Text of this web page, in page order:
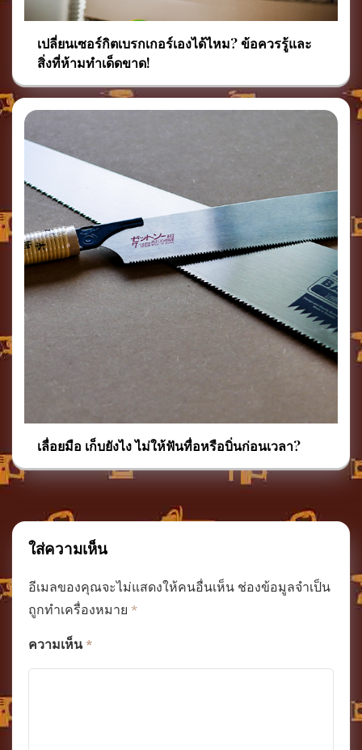
เปลี่ยนเซอร์กิตเบรกเกอร์เองได้ไหม? ข้อควรรู้และ
สิ่งที่ห้ามทำเด็ดขาด!
เลื่อยมือ เก็บยังไง ไม่ให้ฟันทื่อหรือบิ่นก่อนเวลา?
ใส่ความเห็น
อีเมลของคุณจะไม่แสดงให้คนอื่นเห็น ช่องข้อมูลจำเป็น
ถูกทำเครื่องหมาย *
ความเห็น*